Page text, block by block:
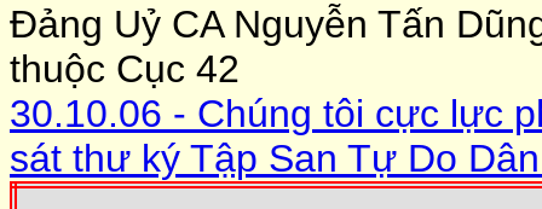
Đảng Uỷ CA Nguyễn Tấn
thuộc Cục 42
30.10.06 - Chúng tôi cực lực
sát thư ký Tập San Tự Do